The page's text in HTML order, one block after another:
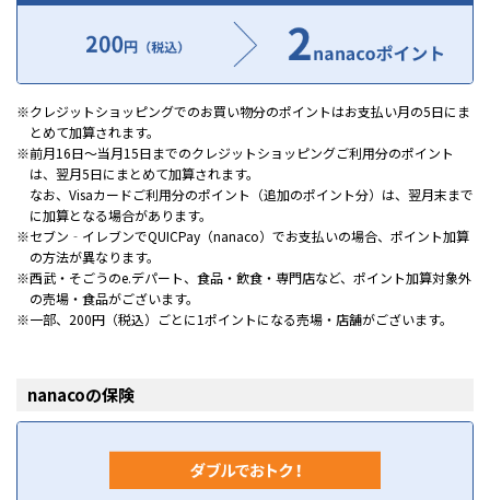
クレジットショッピングでのお買い物分のポイントはお支払い月の5日にま
とめて加算されます。
前月16日～当月15日までのクレジットショッピングご利用分のポイント
は、翌月5日にまとめて加算されます。
なお、Visaカードご利用分のポイント（追加のポイント分）は、翌月末まで
に加算となる場合があります。
セブン‐イレブンでQUICPay（nanaco）でお支払いの場合、ポイント加算
の方法が異なります。
西武・そごうのe.デパート、食品・飲食・専門店など、ポイント加算対象外
の売場・食品がございます。
一部、200円（税込）ごとに1ポイントになる売場・店舗がございます。
nanacoの保険